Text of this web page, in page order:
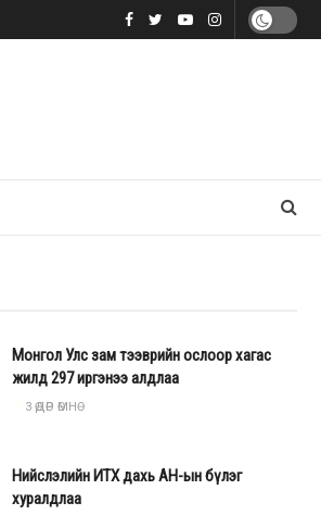
Монгол Улс зам тээврийн ослоор хагас
жилд 297 иргэнээ алдлаа
3 ӨДӨР ӨМНӨ
Нийслэлийн ИТХ дахь АН-ын бүлэг
хуралдлаа